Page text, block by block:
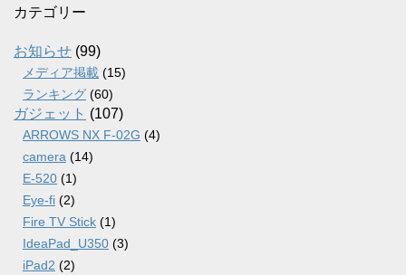
カ
ブ
カテゴリー
お知らせ (99)
メディア掲載 (15)
ランキング (60)
ガジェット (107)
ARROWS NX F-02G (4)
camera (14)
E-520 (1)
Eye-fi (2)
Fire TV Stick (1)
IdeaPad_U350 (3)
iPad2 (2)